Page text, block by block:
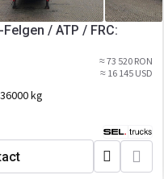
/ ATP / FRC:
≈ 73 520 RON
≈ 16 145 USD
36000 kg